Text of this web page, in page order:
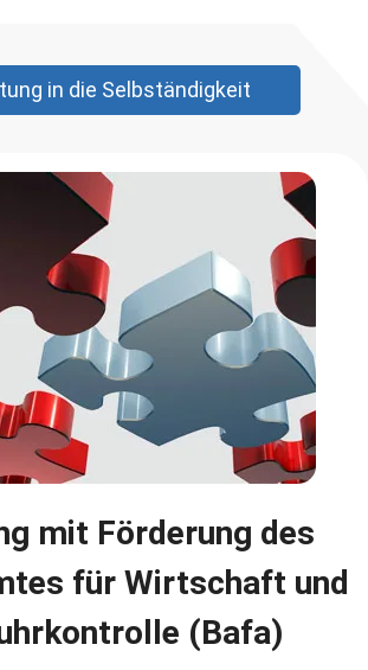
in die Selbständigkeit
mit Förderung des
für Wirtschaft und
(Bafa)